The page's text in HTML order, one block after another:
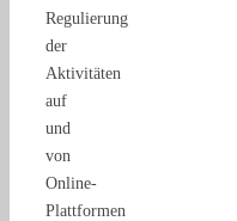
Regulierung
der
Aktivitäten
auf
und
von
Online-
Plattformen